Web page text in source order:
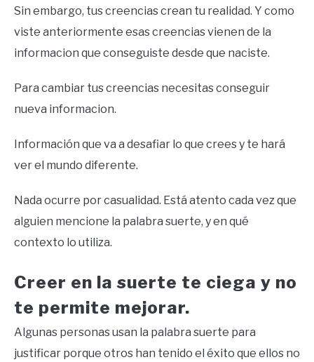
Sin embargo, tus creencias crean tu realidad. Y como
viste anteriormente esas creencias vienen de la
informacion que conseguiste desde que naciste.
Para cambiar tus creencias necesitas conseguir
nueva informacion.
Información que va a desafiar lo que crees y te hará
ver el mundo diferente.
Nada ocurre por casualidad. Está atento cada vez que
alguien mencione la palabra suerte, y en qué
contexto lo utiliza.
Creer en la suerte te ciega y no
te permite mejorar.
Algunas personas usan la palabra suerte para
justificar porque otros han tenido el éxito que ellos no